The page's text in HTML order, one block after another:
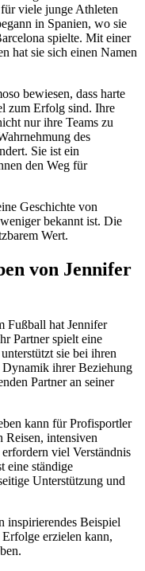
viele junge Athleten
in Spanien, wo sie
spielte. Mit einer
hat sie sich einen Namen
bewiesen, dass harte
zum Erfolg sind. Ihre
nur ihre Teams zu
des
Sie ist ein
den Weg für
Geschichte von
bekannt ist. Die
Wert.
von Jennifer
Fußball hat Jennifer
Partner spielt eine
sie bei ihren
ihrer Beziehung
Partner an seiner
kann für Profisportler
Reisen, intensiven
viel Verständnis
eine ständige
Unterstützung und
inspirierendes Beispiel
erzielen kann,